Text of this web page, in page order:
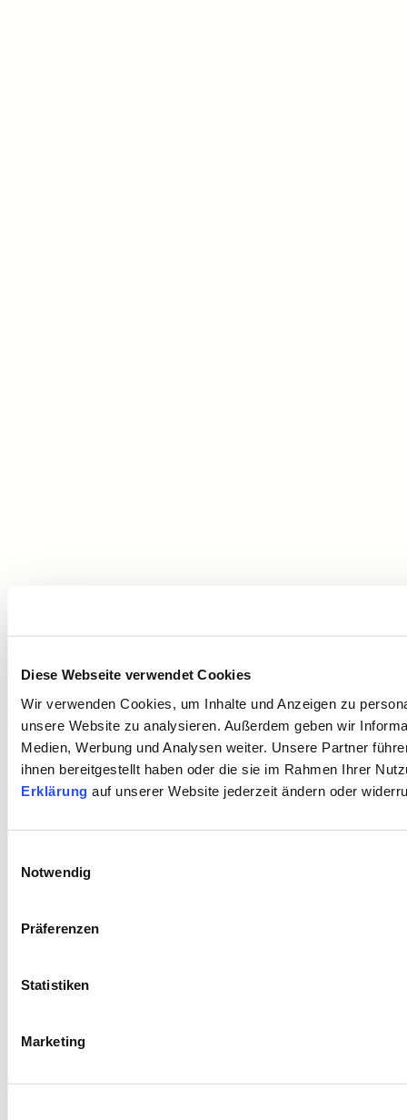
Diese Webseite verwendet Cookies
Wir verwenden Cookies, um Inhalte und Anzeigen zu
unsere Website zu analysieren. Außerdem geben wir
Medien, Werbung und Analysen weiter. Unsere Partner
ihnen bereitgestellt haben oder die sie im Rahmen Ihrer
Erklärung auf unserer Website jederzeit ändern oder
Notwendig
Präferenzen
Statistiken
Marketing